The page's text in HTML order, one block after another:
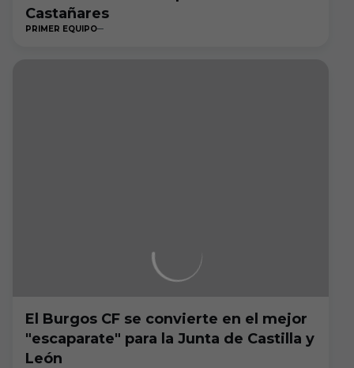
Castañares
PRIMER EQUIPO
El Burgos CF se convierte en el mejor
"escaparate" para la Junta de Castilla y
León